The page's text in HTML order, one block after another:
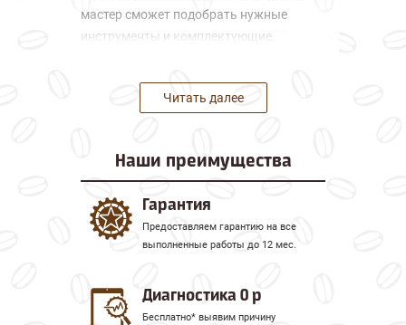
мастер сможет подобрать нужные
инструменты и комплектующие.
бесплатную диагностику, которая
помогает выявить место поломки, и
восстановительных работ. В случае,
если внешний осмотр и частичный
разбор устройства не дал результатов и
исправность не была найдена, мастер
предложит доставить неисправную
проведена более тщательная
диагностика и последующий ремонт.
Читать далее
Наши преимущества
Гарантия
Предоставляем гарантию на все
выполненные работы до 12 мес.
Диагностика 0 р
Бесплатно* выявим причину